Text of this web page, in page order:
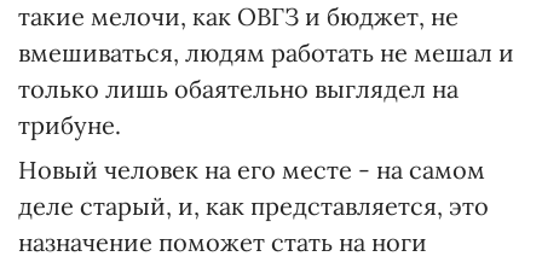
такие мелочи, как ОВГЗ и бюджет, не
вмешиваться, людям работать не мешал и
только лишь обаятельно выглядел на
трибуне.
Новый человек на его месте - на самом
деле старый, и, как представляется, это
назначение поможет стать на ноги